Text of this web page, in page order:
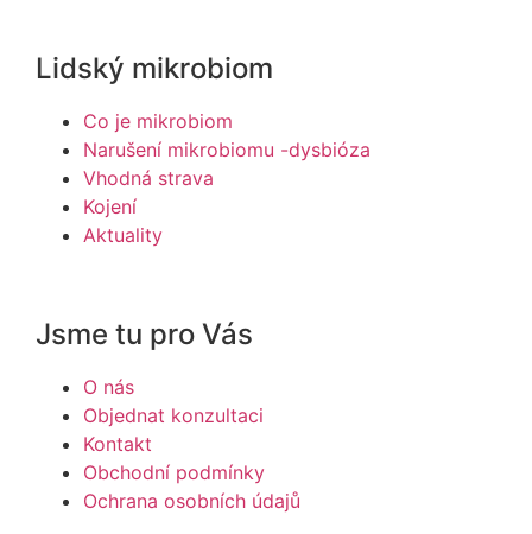
Lidský mikrobiom
Co je mikrobiom
Narušení mikrobiomu -dysbióza
Vhodná strava
Kojení
Aktuality
Jsme tu pro Vás
O nás
Objednat konzultaci
Kontakt
Obchodní podmínky
Ochrana osobních údajů